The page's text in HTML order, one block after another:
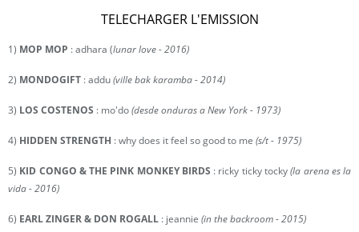
TELECHARGER L'EMISSION
1) MOP MOP : adhara (lunar love - 2016)
2) MONDOGIFT : addu(ville bak karamba - 2014)
3) LOS COSTENOS : mo'do(desde onduras a New York - 1973)
4) HIDDEN STRENGTH : why does it feel so good to me (s/t - 1975)
5) KID CONGO & THE PINK MONKEY BIRDS : ricky ticky tocky(la arena es la
vida - 2016)
6) EARL ZINGER & DON ROGALL : jeannie (in the backroom - 2015)